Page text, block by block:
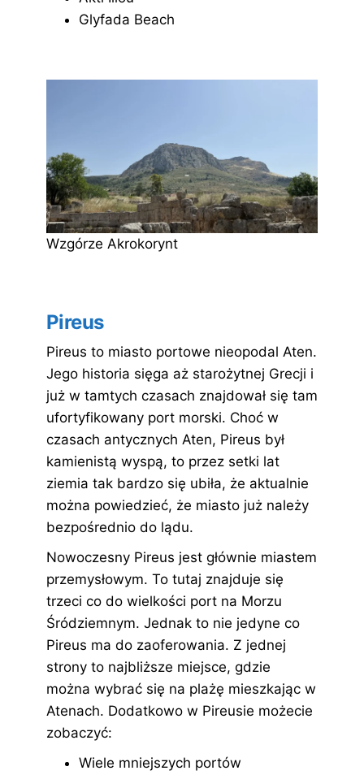
Glyfada Beach
Wzgórze Akrokorynt
Pireus
Pireus to miasto portowe nieopodal Aten.
Jego historia sięga aż starożytnej Grecji i
już w tamtych czasach znajdował się tam
ufortyfikowany port morski. Choć w
czasach antycznych Aten, Pireus był
kamienistą wyspą, to przez setki lat
ziemia tak bardzo się ubiła, że aktualnie
można powiedzieć, że miasto już należy
bezpośrednio do lądu.
Nowoczesny Pireus jest głównie miastem
przemysłowym. To tutaj znajduje się
trzeci co do wielkości port na Morzu
Śródziemnym. Jednak to nie jedyne co
Pireus ma do zaoferowania. Z jednej
strony to najbliższe miejsce, gdzie
można wybrać się na plażę mieszkając w
Atenach. Dodatkowo w Pireusie możecie
zobaczyć:
Wiele mniejszych portów